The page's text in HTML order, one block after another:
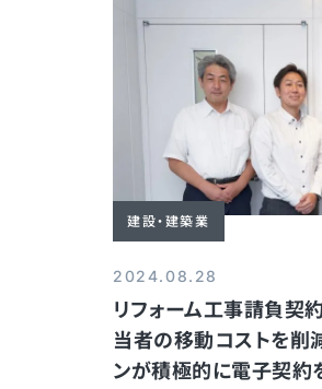
建設・建築業
2024.08.28
リフォーム工事請負契
当者の移動コストを削
ンが積極的に電子契約